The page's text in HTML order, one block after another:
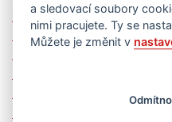
Elektronická žákovská
Jídelní lístek
a sledovací soubory
nimi pracujete. Ty se
Můžete je změnit v